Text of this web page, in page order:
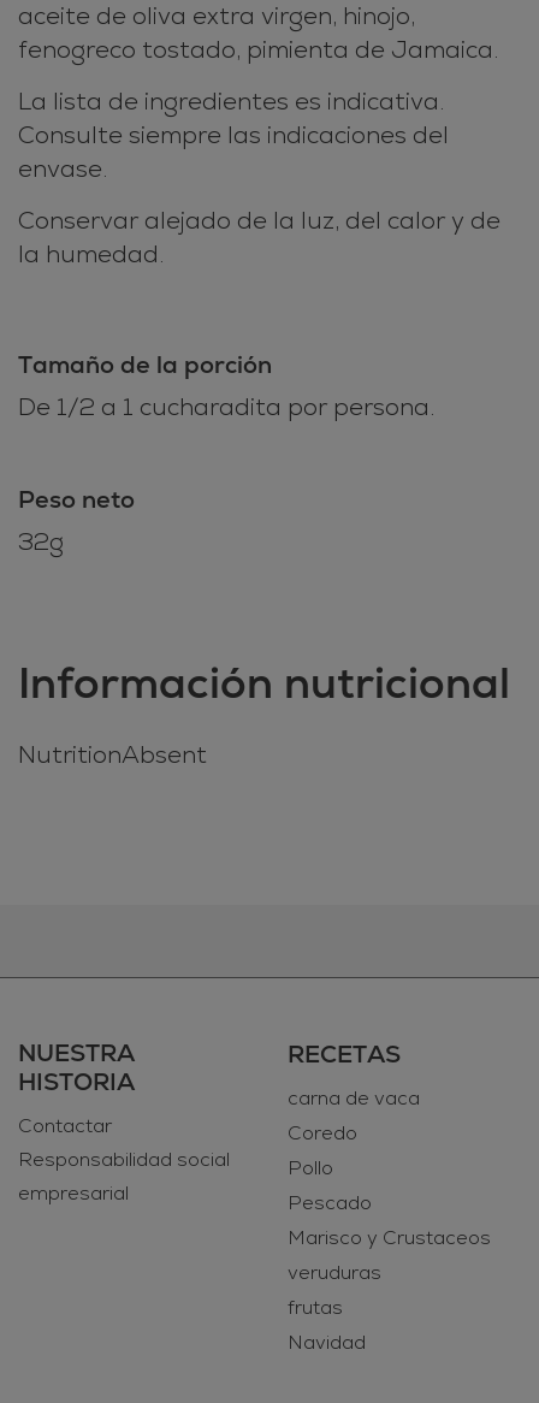
aceite de oliva extra virgen, hinojo,
fenogreco tostado, pimienta de Jamaica.
La lista de ingredientes es indicativa.
Consulte siempre las indicaciones del
envase.
Conservar alejado de la luz, del calor y de
la humedad.
Tamaño de la porción
De 1/2 a 1 cucharadita por persona.
Peso neto
32g
Información nutricional
NutritionAbsent
NUESTRA
HISTORIA
Contactar
Responsabilidad social
empresarial
RECETAS
carna de vaca
Coredo
Pollo
Pescado
Marisco y Crustaceos
veruduras
frutas
Navidad